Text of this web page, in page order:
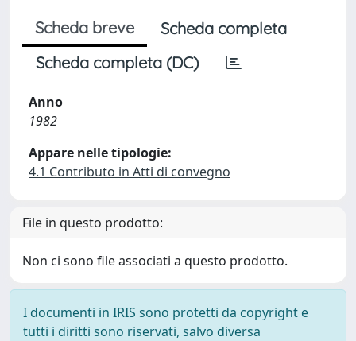
Scheda breve
Scheda completa
Scheda completa (DC)
Anno
1982
Appare nelle tipologie:
4.1 Contributo in Atti di convegno
File in questo prodotto:
Non ci sono file associati a questo prodotto.
I documenti in IRIS sono protetti da copyright e
tutti i diritti sono riservati, salvo diversa